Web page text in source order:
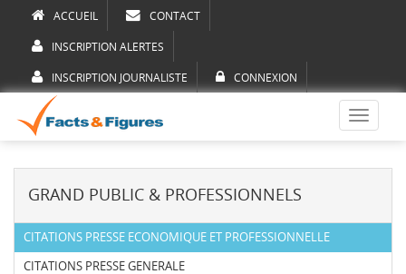
ACCUEIL CONTACT
INSCRIPTION ALERTES
INSCRIPTION JOURNALISTE CONNEXION
Toggle
GRAND PUBLIC & PROFESSIONNELS
CITATIONS PRESSE ECONOMIQUE ET PROFESSIONNELLE
CITATIONS PRESSE GENERALE